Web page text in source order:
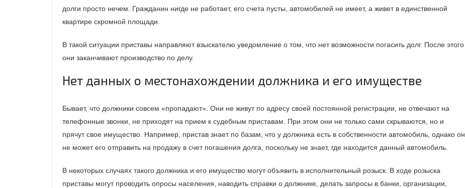
долги просто нечем. Гражданин нигде не работает, его счета пусты, автомобилей не имеет, а живет в единственной
квартире скромной площади.
В такой ситуации приставы направляют взыскателю уведомление о том, что нет возможности погасить долг. После этого
они заканчивают производство по делу.
Нет данных о местонахождении должника и его имуществе
Бывает, что должники совсем «пропадают». Они не живут по адресу своей постоянной регистрации, не отвечают на
телефонные звонки, не приходят на прием к судебным приставам. При этом они не только сами скрываются, но и
прячут свое имущество. Например, пристав знает по базам, что у должника есть в собственности автомобиль, однако он
не может его отправить на продажу в счет погашения долга, поскольку не знает, где находится данный автомобиль.
В некоторых случаях такого должника и его имущество могут объявить в исполнительный розыск. В ходе розыска
приставы могут проводить опросы населения, наводить справки о должнике, делать запросы в банки, организации,